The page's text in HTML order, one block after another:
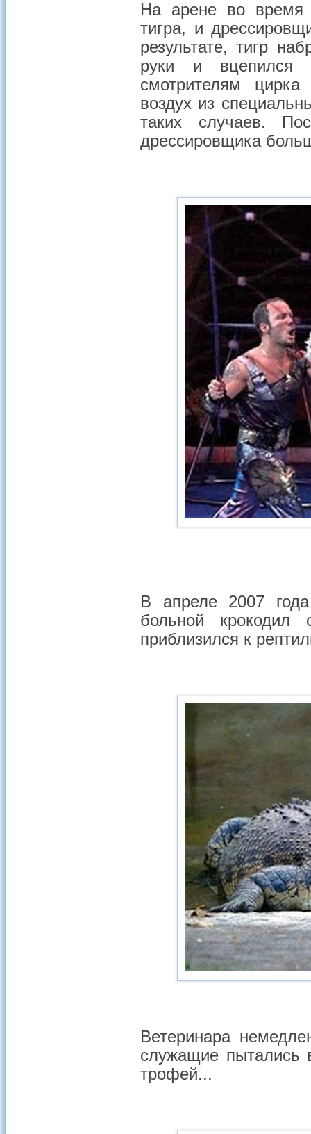
На арене во время
тигра, и
результате, тигр
руки и вцепился
смотрителям
воздух из
таких случаев.
дрессировщика
В апреле 2007
больной крокодил
приблизился к
Ветеринара
служащие пытались
трофей...